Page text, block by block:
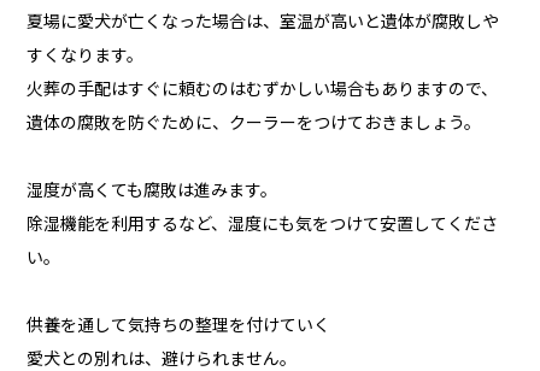
夏場に愛犬が亡くなった場合は、室温が高いと遺体が腐敗しや
すくなります。
火葬の手配はすぐに頼むのはむずかしい場合もありますので、
遺体の腐敗を防ぐために、クーラーをつけておきましょう。
湿度が高くても腐敗は進みます。
除湿機能を利用するなど、湿度にも気をつけて安置してくださ
い。
供養を通して気持ちの整理を付けていく
愛犬との別れは、避けられません。